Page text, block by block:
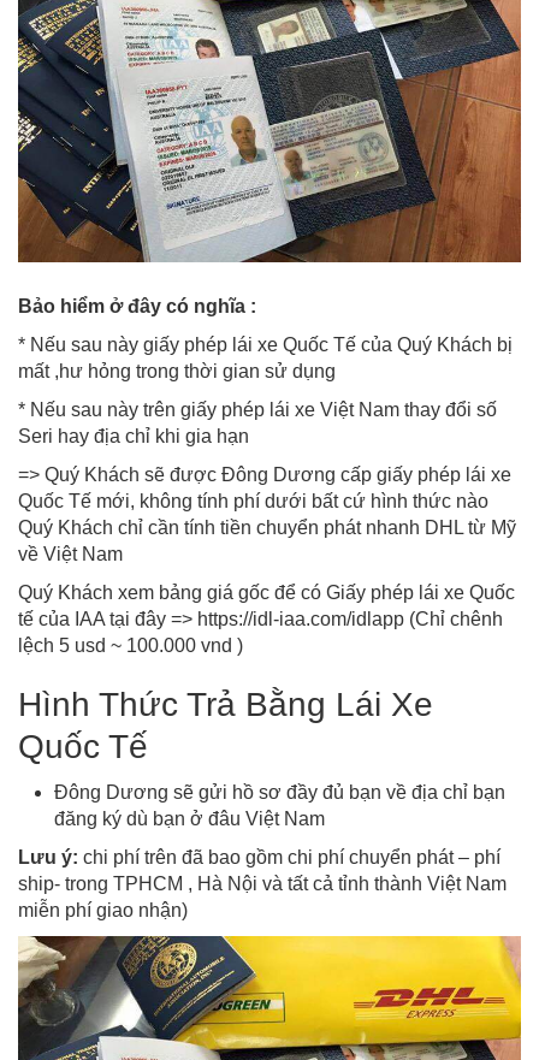
Bảo hiểm ở đây có nghĩa :
* Nếu sau này giấy phép lái xe Quốc Tế của Quý Khách bị
mất ,hư hỏng trong thời gian sử dụng
* Nếu sau này trên giấy phép lái xe Việt Nam thay đổi số
Seri hay địa chỉ khi gia hạn
=> Quý Khách sẽ được Đông Dương cấp giấy phép lái xe
Quốc Tế mới, không tính phí dưới bất cứ hình thức nào
Quý Khách chỉ cần tính tiền chuyển phát nhanh DHL từ Mỹ
về Việt Nam
Quý Khách xem bảng giá gốc để có Giấy phép lái xe Quốc
tế của IAA tại đây => https://idl-iaa.com/idlapp (Chỉ chênh
lệch 5 usd ~ 100.000 vnd )
Hình Thức Trả Bằng Lái Xe
Quốc Tế
Đông Dương sẽ gửi hồ sơ đầy đủ bạn về địa chỉ bạn
đăng ký dù bạn ở đâu Việt Nam
Lưu ý: chi phí trên đã bao gồm chi phí chuyển phát – phí
ship- trong TPHCM , Hà Nội và tất cả tỉnh thành Việt Nam
miễn phí giao nhận)